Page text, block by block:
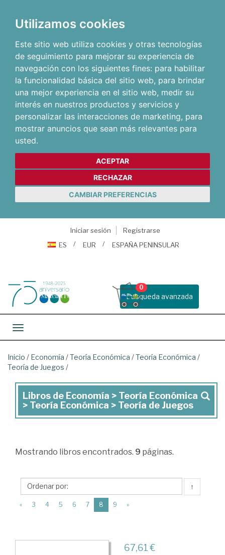
Utilizamos cookies
Este sitio web utiliza cookies y otras tecnologías
de seguimiento para mejorar su experiencia de
navegación con los siguientes fines: para habilitar
la funcionalidad básica del sitio web, para brindar
una mejor experiencia en el sitio web, medir su
interés en nuestros productos y servicios y
personalizar las interacciones de marketing, para
mostrar anuncios que sean más relevantes para
usted.
ACEPTAR
RECHAZAR
CAMBIAR PREFERENCIAS
Iniciar sesión
Registrarse
ES
EUR ESPAÑA PENINSULAR
Busqueda avanzada
0
Toggle navigation
Inicio / Economía /Teoría Económica /Teoría Económica /
Teoría de Juegos /
Libros
de
>
Económica
>
Teoría
>
Libros de Economía > Teoría Económica
> Teoría Económica > Teoría de Juegos
Mostrando libros encontrados. 9 páginas.
↑
« 3 4 5 6 7 8 (current)
9 »
67,61 €